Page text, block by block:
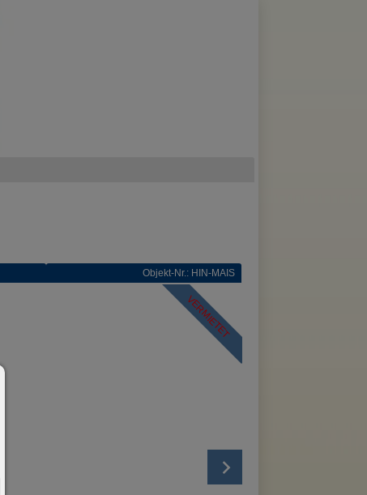
Objekt-Nr.: HIN-MAIS
VERMIETET
Alles zulassen:
Jedes Cookie wie z.B. Tracking- und Analytische-Cookies sowie